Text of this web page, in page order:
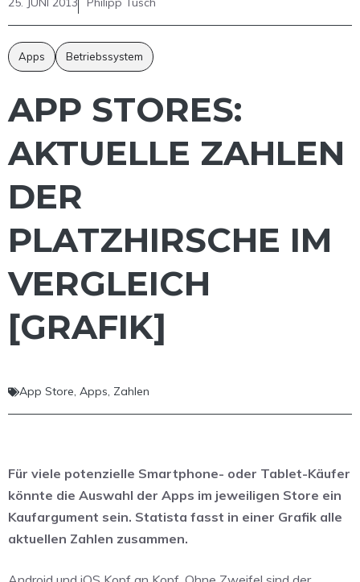
Apps Betriebssystem
APP STORES:
AKTUELLE ZAHLEN
DER
PLATZHIRSCHE IM
VERGLEICH
[GRAFIK]
App Store, Apps, Zahlen
Für viele potenzielle Smartphone- oder Tablet-Käufer
könnte die Auswahl der Apps im jeweiligen Store ein
Kaufargument sein. Statista fasst in einer Grafik alle
aktuellen Zahlen zusammen.